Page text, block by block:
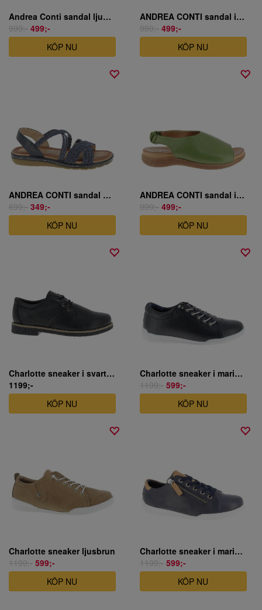
Andrea Conti sandal ljusbrun skinn
999;- 499;-
KÖP NU
ANDREA CONTI sandal i gult skinn
999;- 499;-
KÖP NU
ANDREA CONTI sandal marinblå
699;- 349;-
KÖP NU
ANDREA CONTI sandal i grönt skinn
999;- 499;-
KÖP NU
Charlotte sneaker i svart skinn
1199;-
KÖP NU
Charlotte sneaker i marinblått skinn
1199;- 599;-
KÖP NU
Charlotte sneaker ljusbrun
1199;- 599;-
KÖP NU
Charlotte sneaker i marinblått skinn
1199;- 599;-
KÖP NU